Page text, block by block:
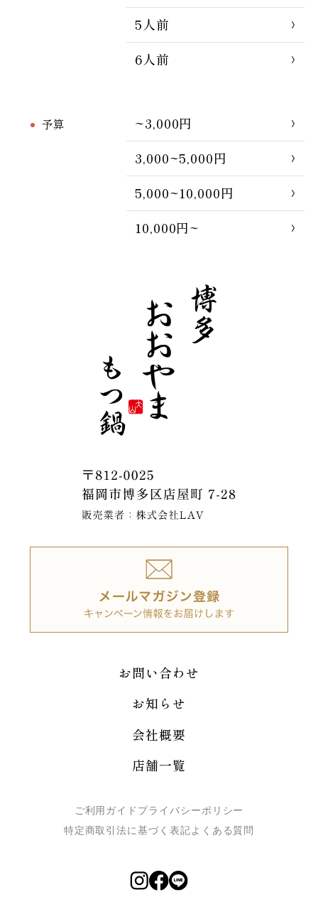
5人前
6人前
予算
~3,000円
3,000~5,000円
5,000~10,000円
10,000円~
お問い合わせ
お知らせ
会社概要
店舗一覧
ご利用ガイド プライバシーポリシー
特定商取引法に基づく表記よくある質問